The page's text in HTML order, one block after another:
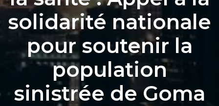
solidarité nationale
pour soutenir la
population
sinistrée de Goma